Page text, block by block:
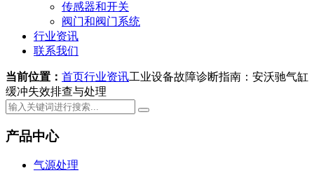
传感器和开关
阀门和阀门系统
行业资讯
联系我们
当前位置： 首页行业资讯工业设备故障诊断指南：安沃驰气缸
缓冲失效排查与处理
产品中心
气源处理